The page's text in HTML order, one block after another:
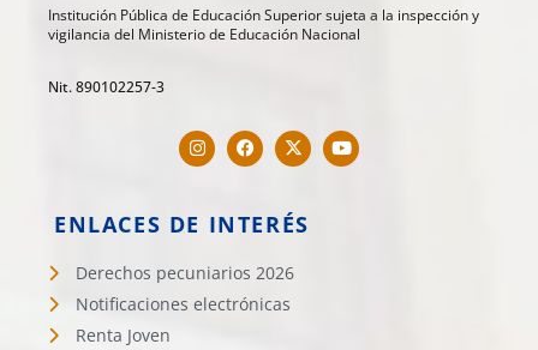
Institución Pública de Educación Superior sujeta a la inspección y
vigilancia del Ministerio de Educación Nacional
Nit. 890102257-3
ENLACES DE INTERÉS
Derechos pecuniarios 2026
Notificaciones electrónicas
Renta Joven